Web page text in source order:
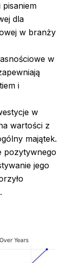
dla
w branży
w
i
w
wartości z
majątek.
pozytywnego
jego